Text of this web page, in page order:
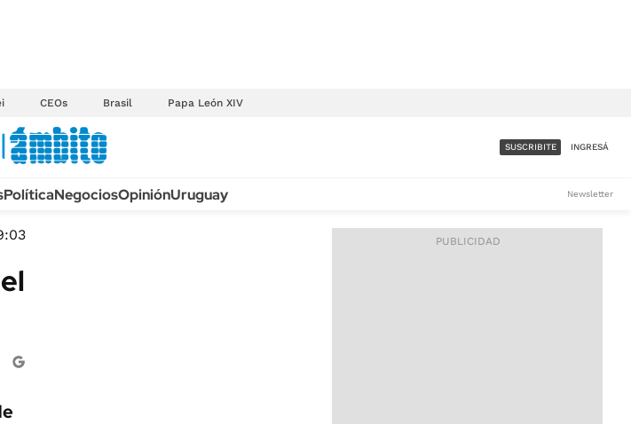
CEOs Brasil Papa León XIV
ACCESO FULL - $1.800/MES
SUSCRIBITE INGRESÁ
PolíticaNegociosOpiniónUruguay Newsletter